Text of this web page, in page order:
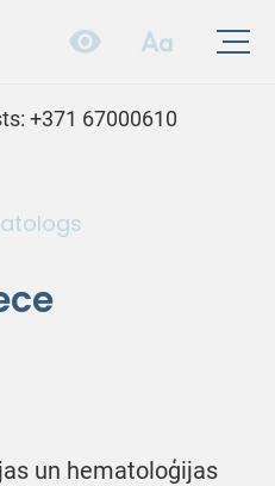
+371 67000610
un hematoloģijas